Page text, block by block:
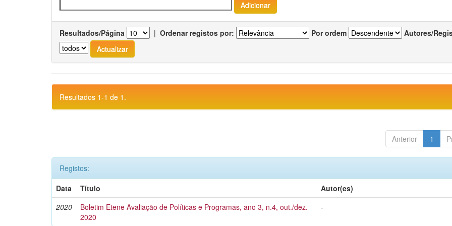
Resultados/Página | Ordenar registos por: Por ordem Autores/
Resultados 1-1 de 1.
Anterior 1
Registos:
Data
Título
Autor(es)
2020
Boletim Etene Avaliação de Políticas e Programas, ano 3, n.4, out./dez.
2020
-